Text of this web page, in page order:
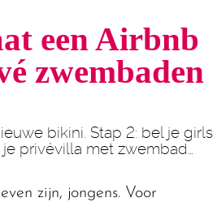
een Airbnb
zwembaden
bikini. Stap 2: bel je girls
je privévilla met zwembad…
zijn, jongens. Voor